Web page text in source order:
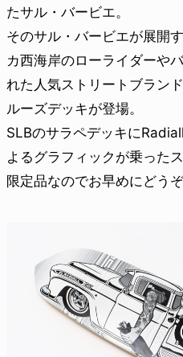
たサル・バービエ。
そのサル・バービエが展開
カ西海岸のローライダーや
れた人気ストリートブラン
ルーズデッキが登場。
SLBのサラペデッキに
よるグラフィックが乗った
限定品なのでお早めにどうぞ